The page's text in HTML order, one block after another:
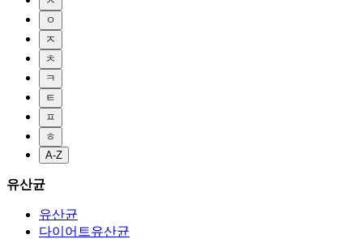
ㅇ
ㅈ
ㅊ
ㅋ
ㅌ
ㅍ
ㅎ
A-Z
유산균
유산균
다이어트유산균